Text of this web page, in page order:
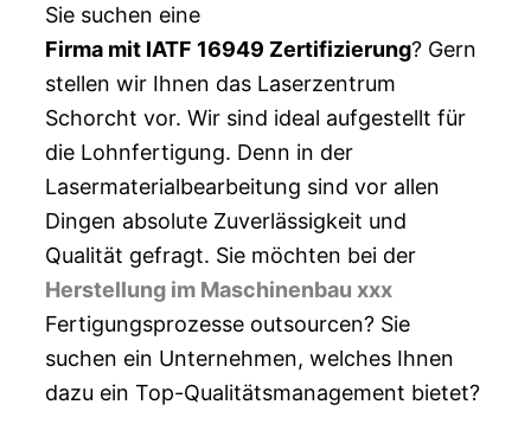
Sie suchen eine
Firma mit IATF 16949 Zertifizierung? Gern
stellen wir Ihnen das Laserzentrum
Schorcht vor. Wir sind ideal aufgestellt für
die Lohnfertigung. Denn in der
Lasermaterialbearbeitung sind vor allen
Dingen absolute Zuverlässigkeit und
Qualität gefragt. Sie möchten bei der
Herstellung im Maschinenbau xxx
Fertigungsprozesse outsourcen? Sie
suchen ein Unternehmen, welches Ihnen
dazu ein Top-Qualitätsmanagement bietet?